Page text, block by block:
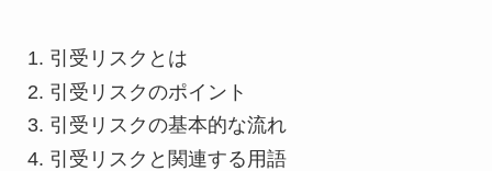
引受リスクとは
引受リスクのポイント
引受リスクの基本的な流れ
引受リスクと関連する用語